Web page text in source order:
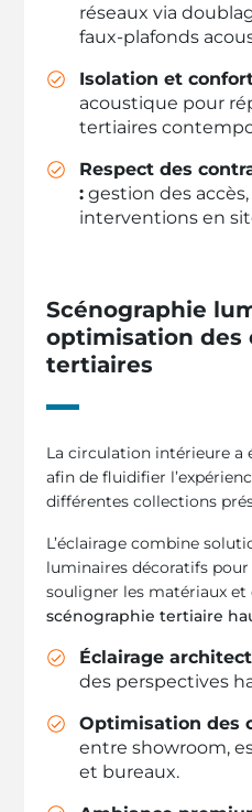
réseaux via
faux-plafonds
Isolation et
acoustique pour
tertiaires
Respect des
: gestion des
interventions en
Scénographie
optimisation des
tertiaires
La circulation intérieure a
afin de fluidifier
différentes collections
L’éclairage combine
luminaires décoratifs
souligner les matériaux
scénographie tertiaire
Éclairage
des perspectives
Optimisation des
entre showroom,
et bureaux.